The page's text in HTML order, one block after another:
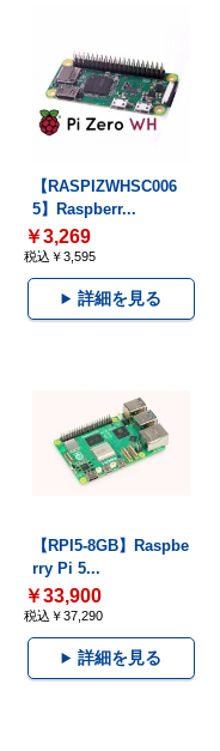
【RASPIZWHSC006
5】Raspberr...
￥3,269
税込￥3,595
詳細を見る
【RPI5-8GB】Raspbe
rry Pi 5...
￥33,900
税込￥37,290
詳細を見る